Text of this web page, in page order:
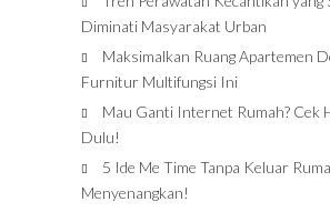
Diminati Masyarakat Urban
Maksimalkan Ruang Apartemen
Furnitur Multifungsi Ini
Mau Ganti Internet Rumah? Cek
Dulu!
5 Ide Me Time Tanpa Keluar
Menyenangkan!